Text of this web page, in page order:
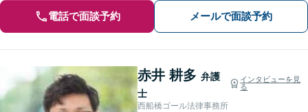
電話で面談予約 メールで面談予約
赤井 耕多 弁護
士
インタビューを見
る
西船橋ゴール法律事務所